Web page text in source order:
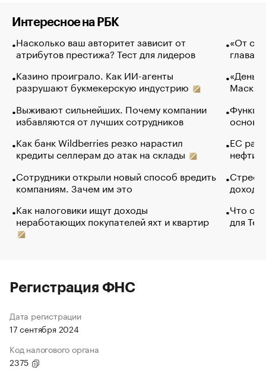
Интересное на РБК
Насколько ваш авторитет зависит от
атрибутов престижа? Тест для лидеров
Казино проиграло. Как ИИ-агенты
разрушают букмекерскую индустрию
Выживают сильнейших. Почему компании
избавляются от лучших сотрудников
Как банк Wildberries резко нарастил
кредиты селлерам до атак на склады
Сотрудники открыли новый способ вредить
компаниям. Зачем им это
Как налоговики ищут доходы
неработающих покупателей яхт и квартир
«От
глава
Маск в
основ
ЕС
нефти
Что
для
Регистрация ФНС
Дата регистрации
17 сентября 2024
Код налогового органа
2375